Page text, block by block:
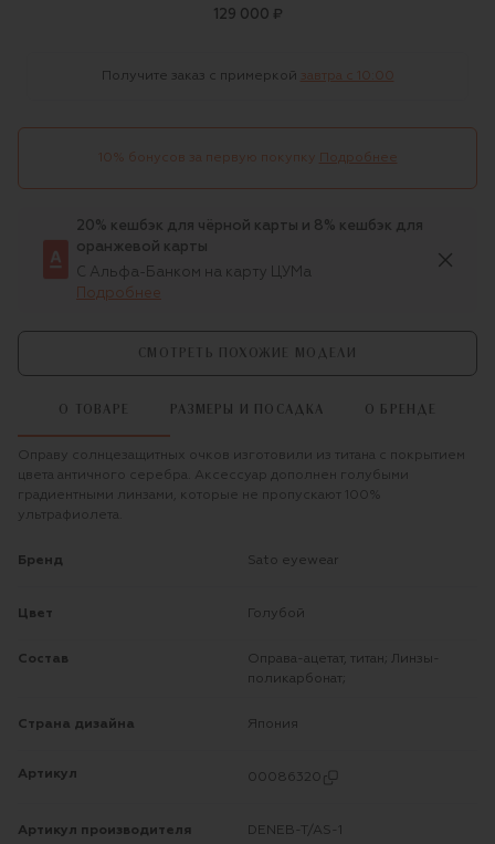
129 000 ₽
Получите заказ с примеркой завтра c 10:00
10% бонусов за первую покупку Подробнее
20% кешбэк для чёрной карты и 8% кешбэк для
оранжевой карты
С Альфа-Банком на карту ЦУМа
Подробнее
СМОТРЕТЬ ПОХОЖИЕ МОДЕЛИ
О ТОВАРЕ РАЗМЕРЫ И ПОСАДКА О БРЕНДЕ
Оправу солнцезащитных очков изготовили из титана с покрытием
цвета античного серебра. Аксессуар дополнен голубыми
градиентными линзами, которые не пропускают 100%
ультрафиолета.
Бренд sato eyewear
Цвет Голубой
Состав
Оправа-ацетат, титан; Линзы-
поликарбонат;
Страна дизайна Япония
Артикул 00086320
Артикул производителя DENEB-T/AS-1